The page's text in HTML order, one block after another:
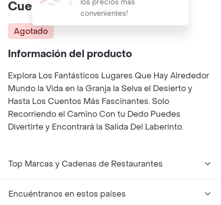
los precios más
convenientes!
Cuentos Clásicos
Agotado
Información del producto
Explora Los Fantásticos Lugares Que Hay Alrededor
Mundo la Vida en la Granja la Selva el Desierto y
Hasta Los Cuentos Más Fascinantes. Solo
Recorriendo el Camino Con tu Dedo Puedes
Divertirte y Encontrará la Salida Del Laberinto.
Top Marcas y Cadenas de Restaurantes
Encuéntranos en estos países